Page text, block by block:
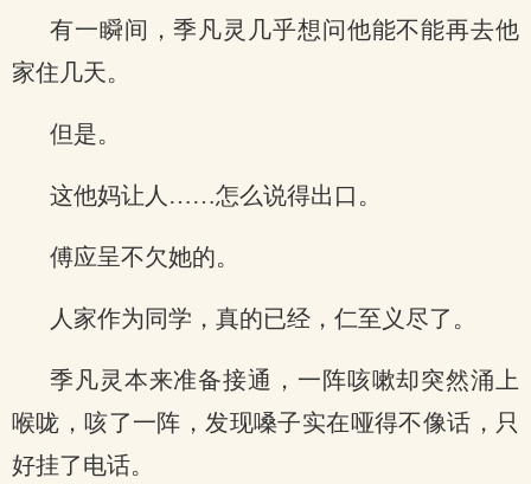
有一瞬间，季凡灵几乎想问他能不能再去他
家住几天。
但是。
这他妈让人……怎么说得出口。
傅应呈不欠她的。
人家作为同学，真的已经，仁至义尽了。
季凡灵本来准备接通，一阵咳嗽却突然涌上
喉咙，咳了一阵，发现嗓子实在哑得不像话，只
好挂了电话。